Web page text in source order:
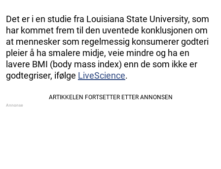
Det er i en studie fra Louisiana State University, som
har kommet frem til den uventede konklusjonen om
at mennesker som regelmessig konsumerer godteri
pleier å ha smalere midje, veie mindre og ha en
lavere BMI (body mass index) enn de som ikke er
godtegriser, ifølge LiveScience.